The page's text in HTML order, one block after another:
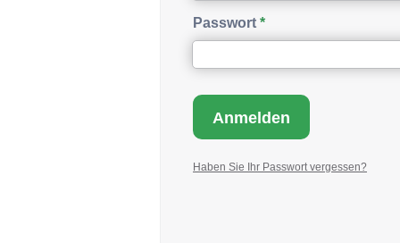
Passwort
Haben Sie Ihr Passwort vergessen?